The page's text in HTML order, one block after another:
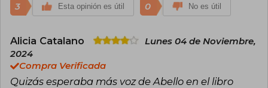
3 Esta opinión es útil 0 No es útil
Alicia Catalano
Lunes 04 de Noviembre,
2024
Compra Verificada
Quizás esperaba más voz de Abello en el libro